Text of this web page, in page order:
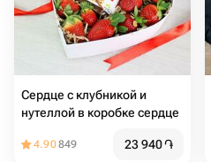
Сердце с клубникой и
нутеллой в коробке сердце
4.90849 23 940֏